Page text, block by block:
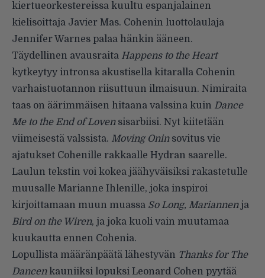
kiertueorkestereissa kuultu espanjalainen
kielisoittaja Javier Mas. Cohenin luottolaulaja
Jennifer Warnes palaa hänkin ääneen.
Täydellinen avausraita Happens to the Heart
kytkeytyy intronsa akustisella kitaralla Cohenin
varhaistuotannon riisuttuun ilmaisuun. Nimiraita
taas on äärimmäisen hitaana valssina kuin Dance
Me to the End of Lovensisarbiisi. Nyt kiitetään
viimeisestä valssista. Moving Oninsovitus vie
ajatukset Cohenille rakkaalle Hydran saarelle.
Laulun tekstin voi kokea jäähyväisiksi rakastetulle
muusalle Marianne Ihlenille, joka inspiroi
kirjoittamaan muun muassa So Long, Mariannenja
Bird on the Wiren, ja joka kuoli vain muutamaa
kuukautta ennen Cohenia.
Lopullista määränpäätä lähestyvän Thanks for The
Dancenkauniiksi lopuksi Leonard Cohen pyytää